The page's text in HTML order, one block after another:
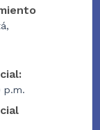
p.m.